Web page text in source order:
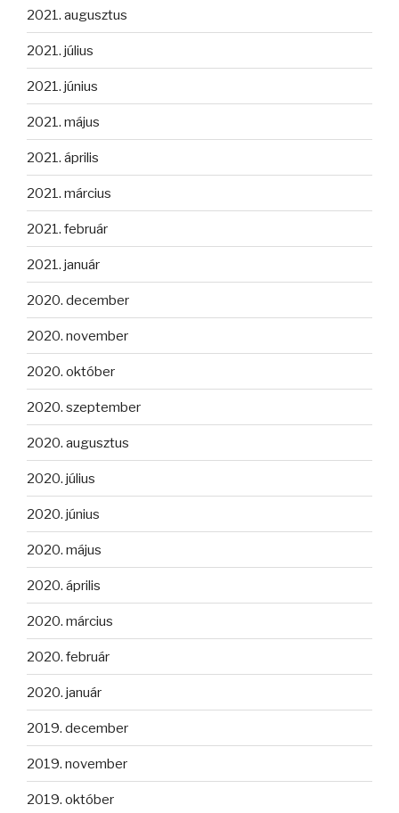
2021. augusztus
2021. július
2021. június
2021. május
2021. április
2021. március
2021. február
2021. január
2020. december
2020. november
2020. október
2020. szeptember
2020. augusztus
2020. július
2020. június
2020. május
2020. április
2020. március
2020. február
2020. január
2019. december
2019. november
2019. október